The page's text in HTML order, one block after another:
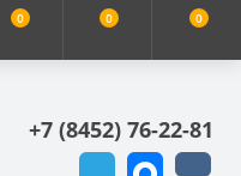
0 0 0
+7 (8452) 76-22-81